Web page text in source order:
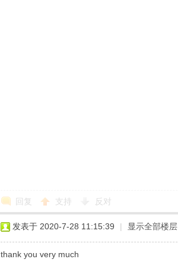
回复 支持 反对
发表于 2020-7-28 11:15:39 | 显示全部楼层
thank you very much